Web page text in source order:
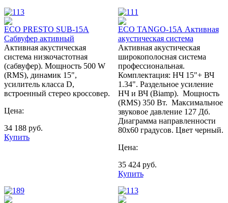
ECO PRESTO SUB-15A
Сабвуфер активный
Активная акустическая
система низкочастотная
(сабвуфер). Мощность 500 W
(RMS), динамик 15",
усилитель класса D,
встроенный стерео кроссовер.
Цена:
34 188 руб.
Купить
ECO TANGO-15А Активная
акустическая система
Активная акустическая
широкополосная система
профессиональная.
Комплектация: НЧ 15"+ ВЧ
1.34". Раздельное усиление
НЧ и ВЧ (Biаmp). Мощность
(RMS) 350 Вт. Максимальное
звуковое давление 127 Дб.
Диаграмма направленности
80х60 градусов. Цвет черный.
Цена:
35 424 руб.
Купить